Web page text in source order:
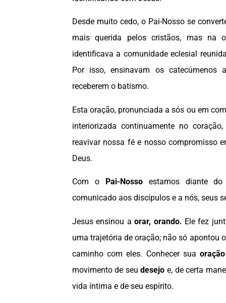
Desde muito cedo, o Pai-Nosso se
mais querida pelos cristãos, mas na
identificava a comunidade eclesial
Por isso, ensinavam os catecúmenos
receberem o batismo.
Esta oração, pronunciada a sós ou em
interiorizada continuamente no
reavivar nossa fé e nosso compromisso
Deus.
Com o Pai-Nossoestamos diante do
comunicado aos discípulos e a nós, seus
Jesus ensinou aorar, orando. Ele fez
uma trajetória de oração; não só apontou
caminho com eles. Conhecer suaoração
movimento de seudesejo e, de certa
vida íntima e de seu espírito.